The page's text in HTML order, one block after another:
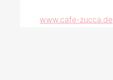
www.cafe-zucca.de